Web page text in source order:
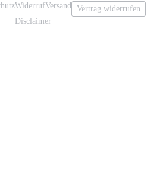
WiderrufVersand
Vertrag widerrufen
Disclaimer